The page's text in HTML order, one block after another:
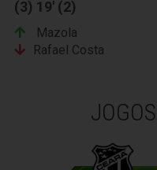
(3) 19' (2)
Mazola
Rafael Costa